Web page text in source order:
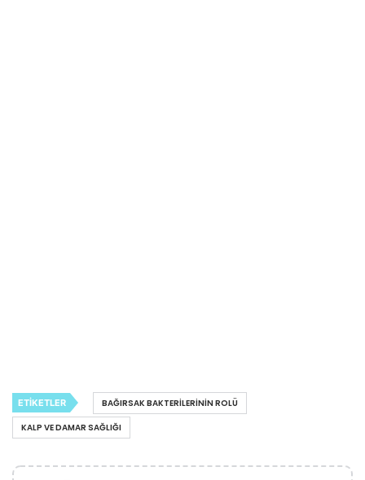
ETIKETLER
BAĞIRSAK BAKTERILERININ ROLÜ
KALP VE DAMAR SAĞLIĞI